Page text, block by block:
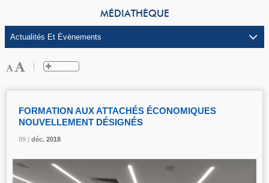
MÉDIATHÈQUE
09 | déc. 2018
FORMATION AUX ATTACHÉS ÉCONOMIQUES
NOUVELLEMENT DÉSIGNÉS
09 | déc. 2018
09 | déc. 2018